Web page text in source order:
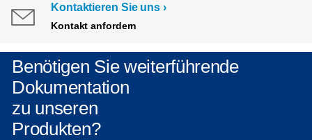
Kontaktieren Sie uns
Kontakt anfordern
Benötigen Sie weiterführende
Dokumentation
zu unseren
Produkten?